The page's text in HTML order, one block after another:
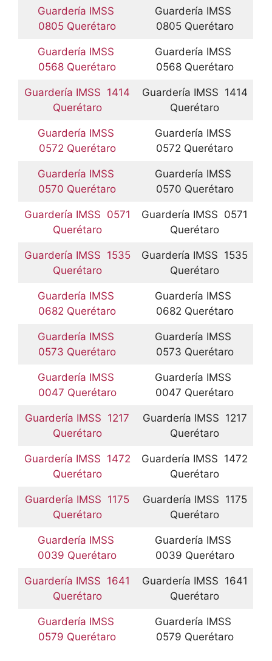
Guardería IMSS
0805 Querétaro
Guardería IMSS
0805 Querétaro
Guardería IMSS
0568 Querétaro
Guardería IMSS
0568 Querétaro
Guardería IMSS 1414
Querétaro
Guardería IMSS 1414
Querétaro
Guardería IMSS
0572 Querétaro
Guardería IMSS
0572 Querétaro
Guardería IMSS
0570 Querétaro
Guardería IMSS
0570 Querétaro
Guardería IMSS 0571
Querétaro
Guardería IMSS 0571
Querétaro
Guardería IMSS 1535
Querétaro
Guardería IMSS 1535
Querétaro
Guardería IMSS
0682 Querétaro
Guardería IMSS
0682 Querétaro
Guardería IMSS
0573 Querétaro
Guardería IMSS
0573 Querétaro
Guardería IMSS
0047 Querétaro
Guardería IMSS
0047 Querétaro
Guardería IMSS 1217
Querétaro
Guardería IMSS 1217
Querétaro
Guardería IMSS 1472
Querétaro
Guardería IMSS 1472
Querétaro
Guardería IMSS 1175
Querétaro
Guardería IMSS 1175
Querétaro
Guardería IMSS
0039 Querétaro
Guardería IMSS
0039 Querétaro
Guardería IMSS 1641
Querétaro
Guardería IMSS 1641
Querétaro
Guardería IMSS
0579 Querétaro
Guardería IMSS
0579 Querétaro